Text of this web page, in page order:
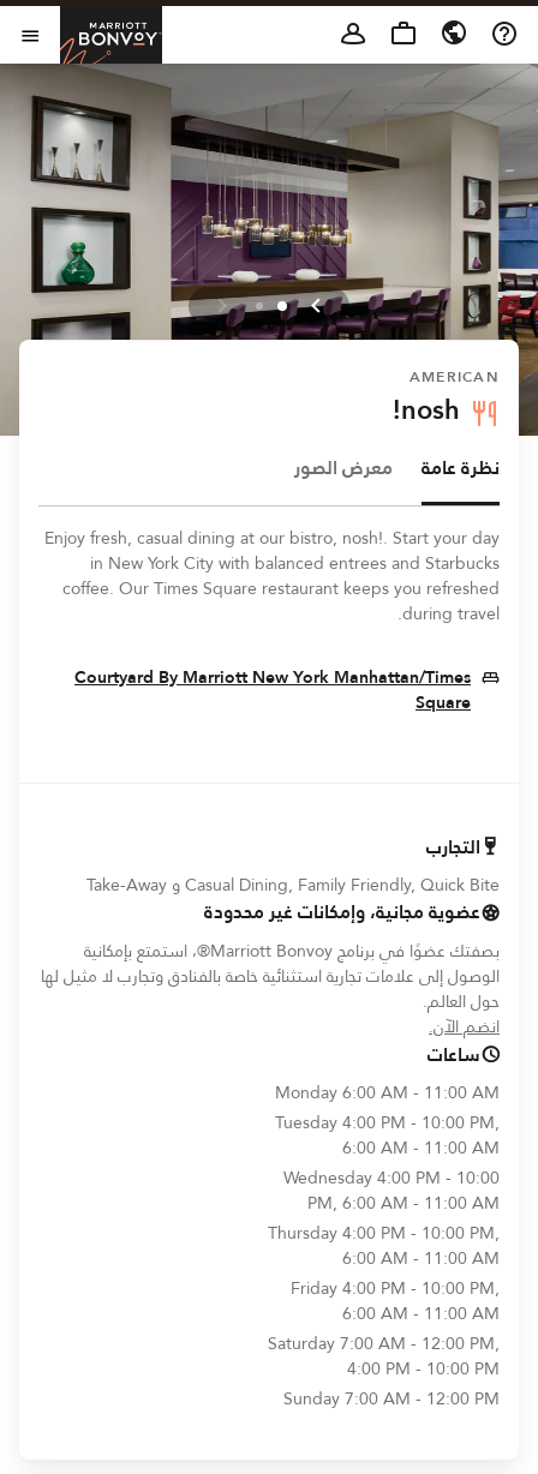
Skip to Content
AMERICAN
nosh!
نظرة عامة معرض الصور
Enjoy fresh, casual dining at our bistro, nosh!. Start your day
in New York City with balanced entrees and Starbucks
coffee. Our Times Square restaurant keeps you refreshed
during travel.
Courtyard By Marriott New York Manhattan/Times
Square
Opens In New Window
التجارب
Casual Dining, Family Friendly, Quick Bite و Take-Away
عضوية مجانية، وإمكانات غير محدودة
بصفتك عضوًا في برنامج Marriott Bonvoy®، استمتع بإمكانية
الوصول إلى علامات تجارية استثنائية خاصة بالفنادق وتجارب لا مثيل لها
حول العالم.
انضم الآن.
ساعات
Monday6:00 AM - 11:00 AM
Tuesday4:00 PM - 10:00 PM,
6:00 AM - 11:00 AM
Wednesday4:00 PM - 10:00
PM, 6:00 AM - 11:00 AM
Thursday4:00 PM - 10:00 PM,
6:00 AM - 11:00 AM
Friday4:00 PM - 10:00 PM,
6:00 AM - 11:00 AM
Saturday7:00 AM - 12:00 PM,
4:00 PM - 10:00 PM
Sunday7:00 AM - 12:00 PM